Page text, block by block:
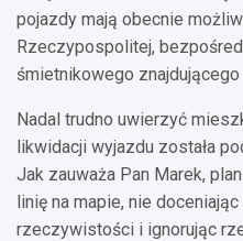
pojazdy mają obecnie
Rzeczypospolitej,
śmietnikowego
Nadal trudno uwierzyć
likwidacji wyjazdu została
Jak zauważa Pan Marek,
linię na mapie, nie doceniając
rzeczywistości i ignorując